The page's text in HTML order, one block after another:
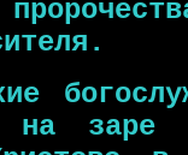
заре